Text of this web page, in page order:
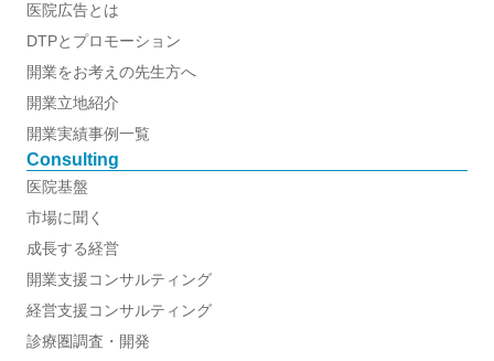
医院広告とは
DTPとプロモーション
開業をお考えの先生方へ
開業立地紹介
開業実績事例一覧
Consulting
医院基盤
市場に聞く
成長する経営
開業支援コンサルティング
経営支援コンサルティング
診療圏調査・開発